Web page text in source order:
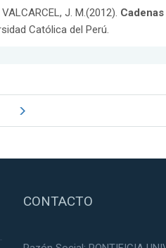
VALCARCEL, J. M.(2012).
Católica del Perú.
CONTACTO